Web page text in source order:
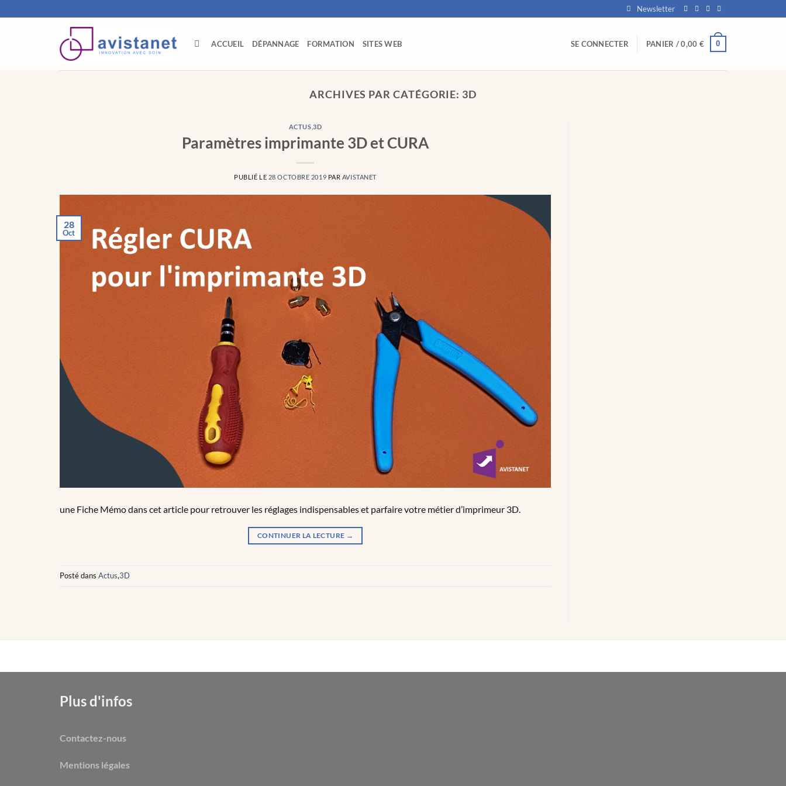
au
Newsletter
ACCUEIL DÉPANNAGE FORMATION SITES WEB SE CONNECTER PANIER /0,00 € 0
ARCHIVES PAR CATÉGORIE: 3D
ACTUS ,3D
Paramètres imprimante 3D et CURA
PUBLIÉ LE 28 OCTOBRE 2019 PAR AVISTANET
28
Oct
une Fiche Mémo dans cet article pour retrouver les réglages indispensables et parfaire votre métier d’imprimeur 3D.
CONTINUER LA LECTURE →
Posté dans Actus,3D
Plus d'infos
Contactez-nous
Mentions légales